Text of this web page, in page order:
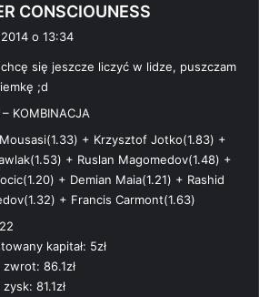
CONSCIOUNESS
z
o 13:34
się jeszcze liczyć w lidze, puszczam
;d
KOMBINACJA
+ Krzysztof Jotko(1.83) +
+ Ruslan Magomedov(1.48) +
+ Demian Maia(1.21) + Rashid
+ Francis Carmont(1.63)
kapitał: 5zł
86.1zł
81.1zł